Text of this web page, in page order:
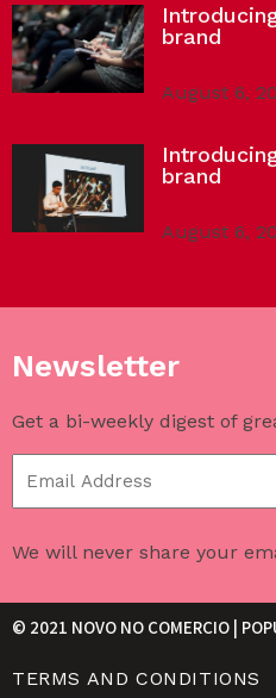
brand
August 6,
brand
August 6,
Newsletter
Get a bi-weekly digest of
We will never share your
© 2021 NOVO NO COMERCIO |
TERMS AND CONDITIONS